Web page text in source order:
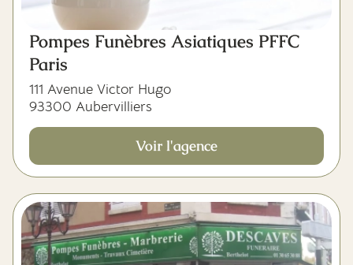
Pompes Funèbres Asiatiques PFFC
Paris
111 Avenue Victor Hugo
93300 Aubervilliers
Voir l'agence